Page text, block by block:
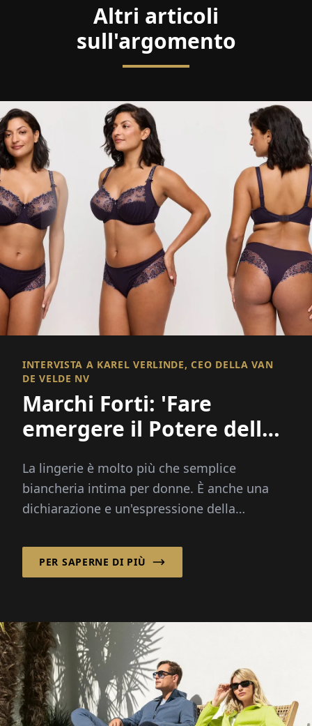
Altri articoli
sull'argomento
INTERVISTA A KAREL VERLINDE, CEO DELLA VAN
DE VELDE NV
Marchi Forti: 'Fare
emergere il Potere delle
La lingerie è molto più che semplice
biancheria intima per donne. È anche una
dichiarazione e un'espressione della
PER SAPERNE DI PIÙ